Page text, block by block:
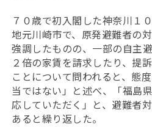
７０歳で初入閣した神奈川１
地元川崎市で、原発避難者の
強調したものの、一部の自主
２倍の家賃を請求したり、提
ことについて問われると、態
当ではない」と述べ、「福島
応していただく」と、避難者
あると繰り返した。